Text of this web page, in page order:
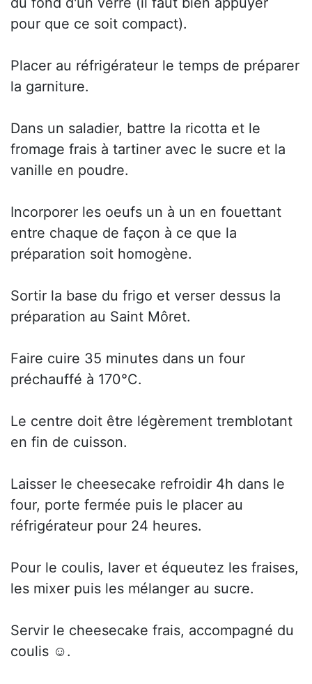
pour que ce soit compact).
Placer au réfrigérateur le temps de préparer
la garniture.
Dans un saladier, battre la ricotta et le
fromage frais à tartiner avec le sucre et la
vanille en poudre.
Incorporer les oeufs un à un en fouettant
entre chaque de façon à ce que la
préparation soit homogène.
Sortir la base du frigo et verser dessus la
préparation au Saint Môret.
Faire cuire 35 minutes dans un four
préchauffé à 170°C.
Le centre doit être légèrement tremblotant
en fin de cuisson.
Laisser le cheesecake refroidir 4h dans le
four, porte fermée puis le placer au
réfrigérateur pour 24 heures.
Pour le coulis, laver et équeutez les fraises,
les mixer puis les mélanger au sucre.
Servir le cheesecake frais, accompagné du
coulis ☺.